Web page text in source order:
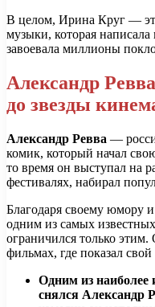
В целом, Ирина Круг —
музыки, которая
завоевала миллионы
Александр
до звезды
Александр Ревва —
комик, который начал
то время он выступал на
фестивалях, набирал
Благодаря своему юмору
одним из самых
ограничился только
фильмах, где показал свой
Одним из
снялся Александр